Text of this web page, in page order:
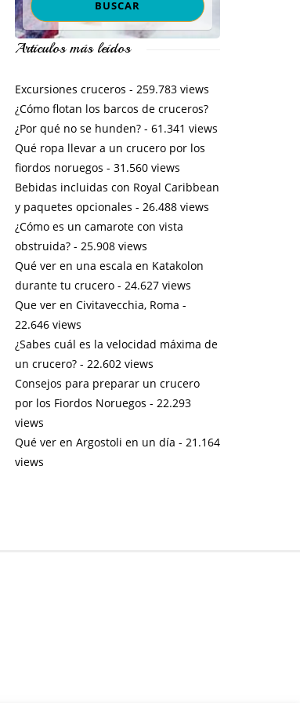
Artículos más leídos
Excursiones cruceros - 259.783 views
¿Cómo flotan los barcos de cruceros?
¿Por qué no se hunden?- 61.341 views
Qué ropa llevar a un crucero por los
fiordos noruegos - 31.560 views
Bebidas incluidas con Royal Caribbean
y paquetes opcionales - 26.488 views
¿Cómo es un camarote con vista
obstruida?- 25.908 views
Qué ver en una escala en Katakolon
durante tu crucero- 24.627 views
Que ver en Civitavecchia, Roma -
22.646 views
¿Sabes cuál es la velocidad máxima de
un crucero?- 22.602 views
Consejos para preparar un crucero
por los Fiordos Noruegos - 22.293
views
Qué ver en Argostoli en un día - 21.164
views